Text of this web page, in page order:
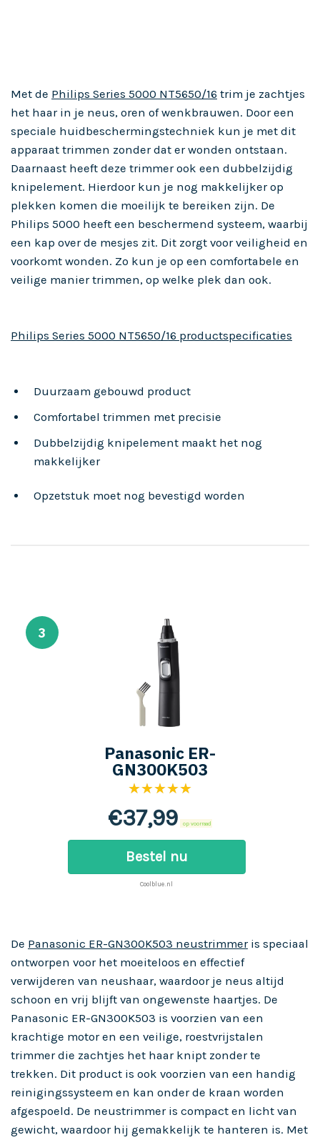
Met de Philips Series 5000 NT5650/16 trim je zachtjes
het haar in je neus, oren of wenkbrauwen. Door een
speciale huidbeschermingstechniek kun je met dit
apparaat trimmen zonder dat er wonden ontstaan.
Daarnaast heeft deze trimmer ook een dubbelzijdig
knipelement. Hierdoor kun je nog makkelijker op
plekken komen die moeilijk te bereiken zijn. De
Philips 5000 heeft een beschermend systeem, waarbij
een kap over de mesjes zit. Dit zorgt voor veiligheid en
voorkomt wonden. Zo kun je op een comfortabele en
veilige manier trimmen, op welke plek dan ook.
Philips Series 5000 NT5650/16 productspecificaties
Duurzaam gebouwd product
Comfortabel trimmen met precisie
Dubbelzijdig knipelement maakt het nog
makkelijker
Opzetstuk moet nog bevestigd worden
Panasonic ER-
GN300K503
★★★★★
€37,99 op voorraad
Bestel nu
Coolblue.nl
3
De Panasonic ER-GN300K503 neustrimmeris speciaal
ontworpen voor het moeiteloos en effectief
verwijderen van neushaar, waardoor je neus altijd
schoon en vrij blijft van ongewenste haartjes. De
Panasonic ER-GN300K503 is voorzien van een
krachtige motor en een veilige, roestvrijstalen
trimmer die zachtjes het haar knipt zonder te
trekken. Dit product is ook voorzien van een handig
reinigingssysteem en kan onder de kraan worden
afgespoeld. De neustrimmer is compact en licht van
gewicht, waardoor hij gemakkelijk te hanteren is. Met